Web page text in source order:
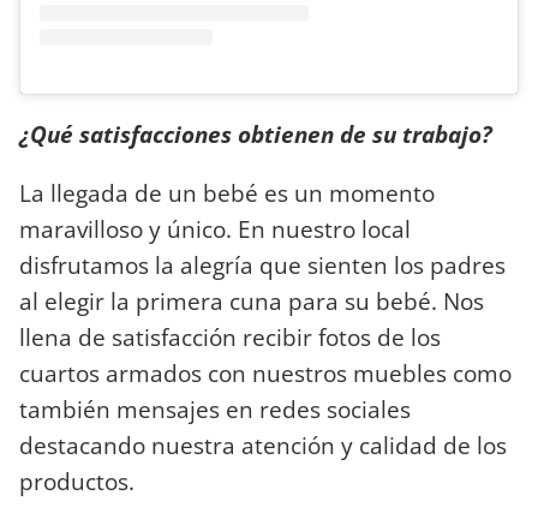
¿Qué satisfacciones obtienen de su trabajo?
La llegada de un bebé es un momento
maravilloso y único. En nuestro local
disfrutamos la alegría que sienten los padres
al elegir la primera cuna para su bebé. Nos
llena de satisfacción recibir fotos de los
cuartos armados con nuestros muebles como
también mensajes en redes sociales
destacando nuestra atención y calidad de los
productos.